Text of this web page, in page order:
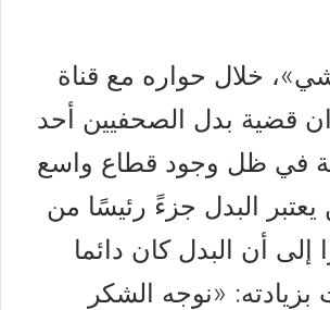
خلال حواره مع قناة
ان قضية بدل الصحفيين أحد
في ظل وجود قطاع واسع
البدل جزءً رئيسًا من
إلى أن البدل كان دائما
«نوجه الشكر